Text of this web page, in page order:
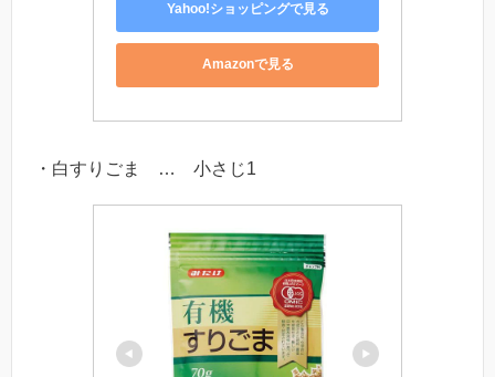
Yahoo!ショッピングで見る
Amazonで見る
・白すりごま … 小さじ1